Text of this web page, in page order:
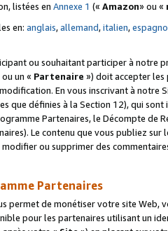
listées en Annexe 1 (« Amazon» ou «
en: anglais,allemand,italien,
ou souhaitant participer à notre
ou un « Partenaire ») doit accepter les
En vous inscrivant à notre
que définies à la Section 12), qui
Partenaires, le Décompte de
Le contenu que vous publiez
ou supprimer des
Partenaires
permet de monétiser votre site Web,
pour les partenaires utilisant un